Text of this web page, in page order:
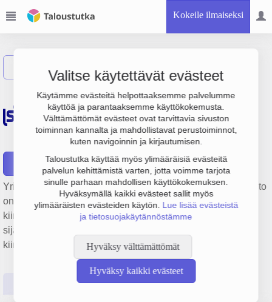
Kokeile ilmaiseksi
Valitse käytettävät evästeet
Käytämme evästeitä helpottaaksemme palvelumme
käyttöä ja parantaaksemme käyttökokemusta.
Välttämättömät evästeet ovat tarvittavia sivuston
toiminnan kannalta ja mahdollistavat perustoiminnot,
kuten navigoinnin ja kirjautumisen.
Taloustutka käyttää myös ylimääräisiä evästeitä
palvelun kehittämistä varten, jotta voimme tarjota
sinulle parhaan mahdollisen käyttökokemuksen.
Hyväksymällä kaikki evästeet sallit myös
ylimääräisten evästeiden käytön. Lue lisää evästeistä
ja tietosuojakäytännöstämme
Hyväksy välttämättömät
Hyväksy kaikki evästeet
Käsityö- ja
Pienteollisuustalo-
osakeyhtiö
Yrityksen Käsityö- ja Pienteollisuustalo-osakeyhtiö liikevaihto
on 247 000 € ja tulos 568 €. Sen päätoimiala on Muu
kiinteistöjen vuokraus ja hallinta, perustamisvuosi 1978 ja
sijainti Lahti. Yrityksen yhtiömuoto Keskinäinen
kiinteistöosakeyhtiö (KKOY).
Tilinpäätösluvut Päättäjätiedot